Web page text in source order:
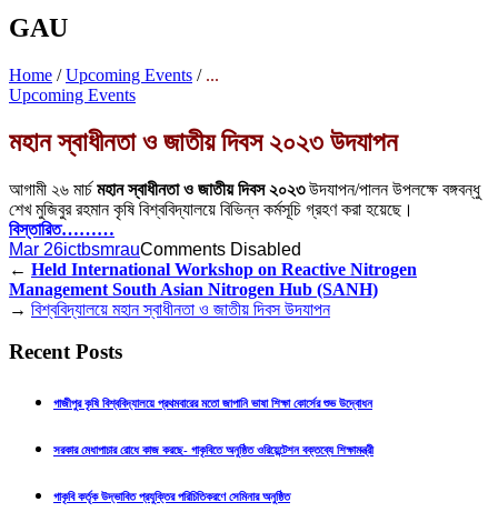
GAU
Home /Upcoming Events / ...
Upcoming Events
মহান স্বাধীনতা ও জাতীয় দিবস ২০২৩ উদযাপন
আগামী ২৬ মার্চ মহান স্বাধীনতা ও জাতীয় দিবস ২০২৩উদযাপন/পালন উপলক্ষে বঙ্গবন্ধু
শেখ মুজিবুর রহমান কৃষি বিশ্ববিদ্যালয়ে বিভিন্ন কর্মসূচি গ্রহণ করা হয়েছে।
বিস্তারিত………
Mar 26ictbsmrauComments Disabled
← Held International Workshop on Reactive Nitrogen
Management South Asian Nitrogen Hub (SANH)
→ বিশ্ববিদ্যালয়ে মহান স্বাধীনতা ও জাতীয় দিবস উদযাপন
Recent Posts
গাজীপুর কৃষি বিশ্ববিদ্যালয়ে প্রথমবারের মতো জাপানি ভাষা শিক্ষা কোর্সের শুভ উদ্বোধন
সরকার মেধাপাচার রোধে কাজ করছে- গাকৃবিতে অনুষ্ঠিত ওরিয়েন্টেশন বক্তব্যে শিক্ষামন্ত্রী
গাকৃবি কর্তৃক উদ্ভাবিত প্রযুক্তির পরিচিতিকরণে সেমিনার অনুষ্ঠিত